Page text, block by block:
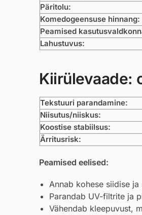
Päritolu:
Komedogeensuse hinnang:
Peamised
Lahustuvus:
Kiirülevaade:
Tekstuuri parandamine:
Niisutus/niiskus:
Koostise stabiilsus:
Ärritusrisk:
Peamised eelised:
Annab kohese siidise
Parandab UV-filtrite ja
Vähendab kleepuvust,